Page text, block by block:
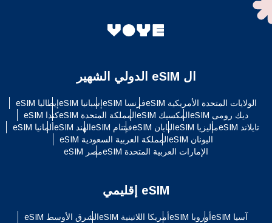
ال eSIM الدولي الشهير
الولايات المتحدة الأمريكية eSIM فرنسا eSIM إسبانيا eSIM
إيطاليا eSIM
ديك رومى eSIM
المكسيك eSIM المملكة المتحدة eSIM
كندا eSIM
تايلاند eSIM
ماليزيا eSIM اليابان eSIM فيتنام eSIM الهند eSIM
ألمانيا eSIM
اليونان eSIM
المملكة العربية السعودية eSIM
الإمارات العربية المتحدة eSIM
مصر eSIM
eSIM إقليمي
آسيا eSIM أوروبا eSIM أمريكا اللاتينية eSIM
الشرق الأوسط eSIM